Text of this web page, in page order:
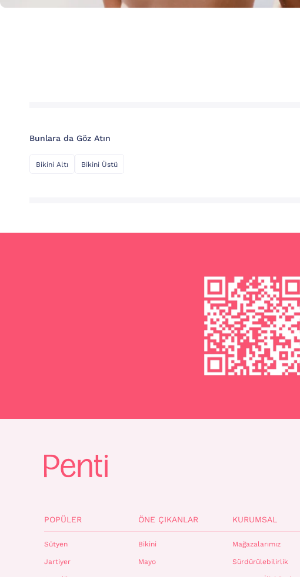
Bunlara da Göz Atın
Bikini Altı Bikini Üstü
POPÜLER
Sütyen
Jartiyer
ÖNE ÇIKANLAR
Bikini
Mayo
KURUMSAL
Mağazalarımız
Sürdürülebilirlik